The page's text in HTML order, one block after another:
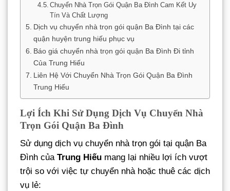
Chuyển Nhà Trọn Gói Quận Ba Đình Cam Kết Uy
Tín Và Chất Lượng
Dịch vụ chuyển nhà trọn gói quận Ba Đình tại các
quận huyện trung hiếu phục vụ
Báo giá chuyển nhà trọn gói quận Ba Đình Đi tỉnh
Của Trung Hiếu
Liên Hệ Với Chuyển Nhà Trọn Gói Quận Ba Đình
Trung Hiếu
Lợi Ích Khi Sử Dụng Dịch Vụ Chuyển Nhà
Trọn Gói Quận Ba Đình
Sử dụng dịch vụ chuyển nhà trọn gói tại quận Ba
Đình của Trung Hiếu mang lại nhiều lợi ích vượt
trội so với việc tự chuyển nhà hoặc thuê các dịch
vụ lẻ: